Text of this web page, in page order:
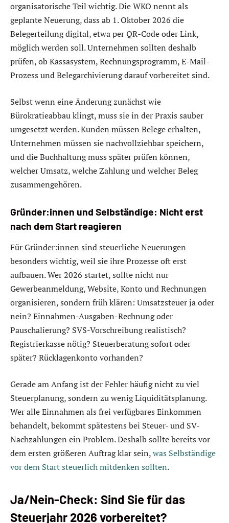
organisatorische Teil wichtig. Die WKO nennt als
geplante Neuerung, dass ab 1. Oktober 2026 die
Belegerteilung digital, etwa per QR-Code oder Link,
möglich werden soll. Unternehmen sollten deshalb
prüfen, ob Kassasystem, Rechnungsprogramm, E-Mail-
Prozess und Belegarchivierung darauf vorbereitet sind.
Selbst wenn eine Änderung zunächst wie
Bürokratieabbau klingt, muss sie in der Praxis sauber
umgesetzt werden. Kunden müssen Belege erhalten,
Unternehmen müssen sie nachvollziehbar speichern,
und die Buchhaltung muss später prüfen können,
welcher Umsatz, welche Zahlung und welcher Beleg
zusammengehören.
Gründer:innen und Selbständige: Nicht erst
nach dem Start reagieren
Für Gründer:innen sind steuerliche Neuerungen
besonders wichtig, weil sie ihre Prozesse oft erst
aufbauen. Wer 2026 startet, sollte nicht nur
Gewerbeanmeldung, Website, Konto und Rechnungen
organisieren, sondern früh klären: Umsatzsteuer ja oder
nein? Einnahmen-Ausgaben-Rechnung oder
Pauschalierung? SVS-Vorschreibung realistisch?
Registrierkasse nötig? Steuerberatung sofort oder
später? Rücklagenkonto vorhanden?
Gerade am Anfang ist der Fehler häufig nicht zu viel
Steuerplanung, sondern zu wenig Liquiditätsplanung.
Wer alle Einnahmen als frei verfügbares Einkommen
behandelt, bekommt spätestens bei Steuer- und SV-
Nachzahlungen ein Problem. Deshalb sollte bereits vor
dem ersten größeren Auftrag klar sein,was Selbständige
vor dem Start steuerlich mitdenken sollten.
Ja/Nein-Check: Sind Sie für das
Steuerjahr 2026 vorbereitet?